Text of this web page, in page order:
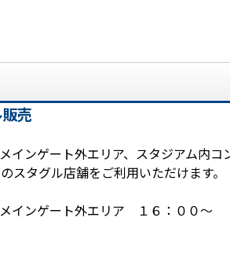
売
インゲート外エリア、スタジアム内コ
タグル店舗をご利用いただけます。
インゲート外エリア １６：００～